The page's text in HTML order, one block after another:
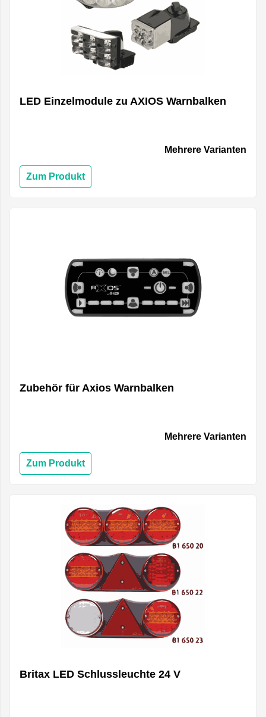
LED Einzelmodule zu AXIOS Warnbalken
Mehrere Varianten
Zum Produkt
Zubehör für Axios Warnbalken
Mehrere Varianten
Zum Produkt
Britax LED Schlussleuchte 24 V